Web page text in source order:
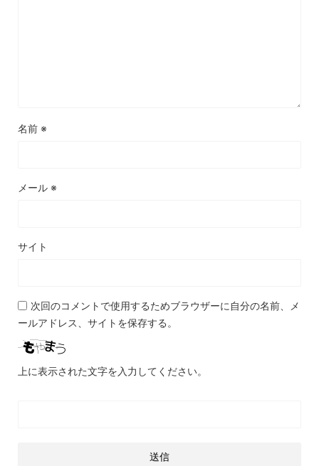
名前 ※
メール ※
サイト
次回のコメントで使用するためブラウザーに自分の名前、メ
ールアドレス、サイトを保存する。
上に表示された文字を入力してください。